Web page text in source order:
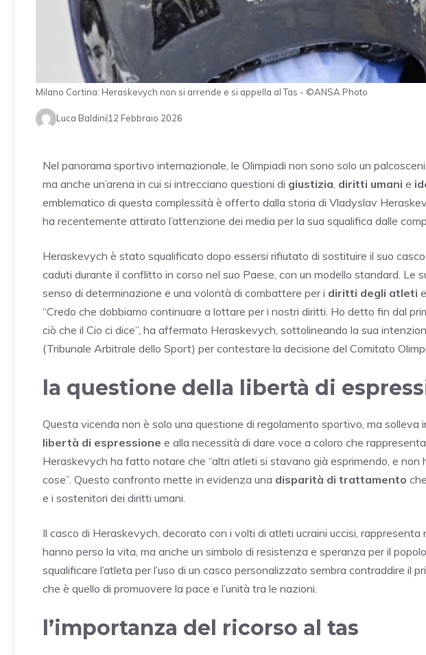
Milano Cortina: Heraskevych non si arrende e si appella al Tas - ©ANSA Photo
Luca Baldini12 Febbraio 2026
Nel panorama sportivo internazionale, le Olimpiadi non sono solo un
ma anche un’arena in cui si intrecciano questioni di giustizia diritti umani e
emblematico di questa complessità è offerto dalla storia di Vladyslav
ha recentemente attirato l’attenzione dei media per la sua squalifica dalle
Heraskevych è stato squalificato dopo essersi rifiutato di sostituire il suo
caduti durante il conflitto in corso nel suo Paese, con un modello standard. Le
senso di determinazione e una volontà di combattere per i diritti degli atleti
“Credo che dobbiamo continuare a lottare per i nostri diritti. Ho detto fin dal
ciò che il Cio ci dice”, ha affermato Heraskevych, sottolineando la sua
(Tribunale Arbitrale dello Sport) per contestare la decisione del Comitato
la questione della libertà di
Questa vicenda non è solo una questione di regolamento sportivo, ma solleva
libertà di espressione e alla necessità di dare voce a coloro che
Heraskevych ha fatto notare che “altri atleti si stavano già esprimendo, e
cose”. Questo confronto mette in evidenza una disparità di trattamento
e i sostenitori dei diritti umani.
Il casco di Heraskevych, decorato con i volti di atleti ucraini uccisi, rappresenta
hanno perso la vita, ma anche un simbolo di resistenza e speranza per il
squalificare l’atleta per l’uso di un casco personalizzato sembra contraddire il
che è quello di promuovere la pace e l’unità tra le nazioni.
l’importanza del ricorso al tas